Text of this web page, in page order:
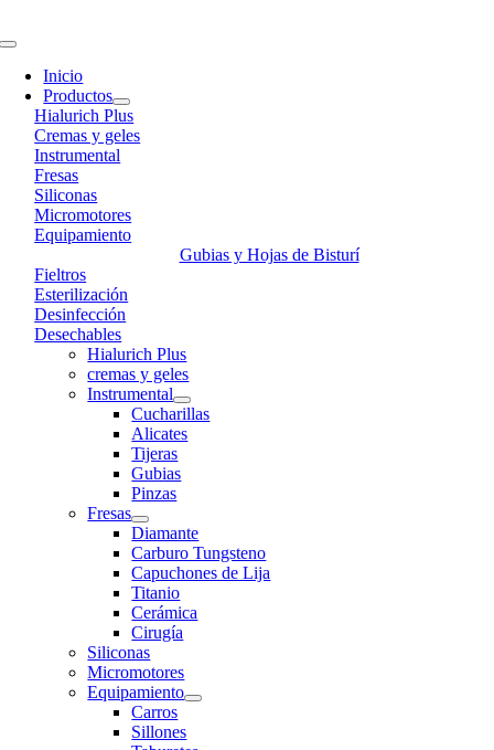
to
Toggle
Navigation
Inicio
Productos
Hialurich Plus
Cremas y geles
Instrumental
Fresas
Siliconas
Micromotores
Equipamiento
Gubias y Hojas de Bisturí
Fieltros
Esterilización
Desinfección
Desechables
Hialurich Plus
cremas y geles
Instrumental
Cucharillas
Alicates
Tijeras
Gubias
Pinzas
Fresas
Diamante
Carburo Tungsteno
Capuchones de Lija
Titanio
Cerámica
Cirugía
Siliconas
Micromotores
Equipamiento
Carros
Sillones